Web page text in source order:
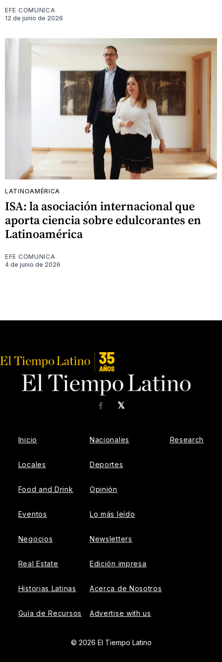
EFE COMUNICA
12 de junio de 2026
LATINOAMÉRICA
ISA: la asociación internacional que
aporta ciencia sobre edulcorantes en
Latinoamérica
EFE COMUNICA
4 de junio de 2026
𝕏
Facebook
Inicio
Locales
Food and Drink
Eventos
Negocios
Real Estate
Historias Latinas
Guía de Recursos
Nacionales
Deportes
Opinión
Lo más leído
Newsletters
Edición impresa
Acerca de Nosotros
Advertise with us
Research
© 2026 El Tiempo Latino